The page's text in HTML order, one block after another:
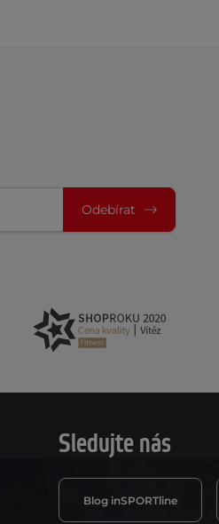
Odebírat
Sledujte nás
Blog inSPORTline